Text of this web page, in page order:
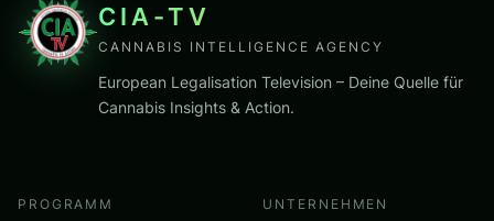
CIA-TV
CANNABIS INTELLIGENCE AGENCY
European Legalisation Television – Deine Quelle für
Cannabis Insights & Action.
PROGRAMM UNTERNEHMEN